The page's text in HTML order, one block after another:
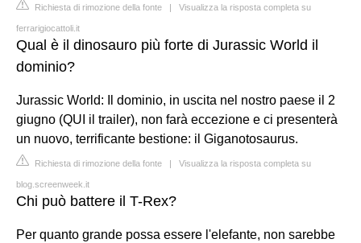
Richiesta di rimozione della fonte | Visualizza la risposta completa su
ferrarigiocattoli.it
Qual è il dinosauro più forte di Jurassic World il
dominio?
Jurassic World: Il dominio, in uscita nel nostro paese il 2
giugno (QUI il trailer), non farà eccezione e ci presenterà
un nuovo, terrificante bestione: il Giganotosaurus.
Richiesta di rimozione della fonte | Visualizza la risposta completa su
blog.screenweek.it
Chi può battere il T-Rex?
Per quanto grande possa essere l'elefante, non sarebbe